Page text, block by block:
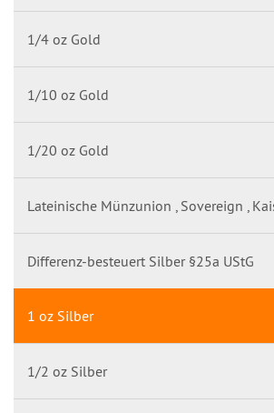
1/4 oz Gold
1/10 oz Gold
1/20 oz Gold
Lateinische Münzunion , Sovereign ,
Differenz-besteuert Silber §25a UStG
1 oz Silber
1/2 oz Silber